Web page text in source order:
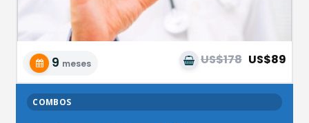
9 meses US$178 US$89
COMBOS